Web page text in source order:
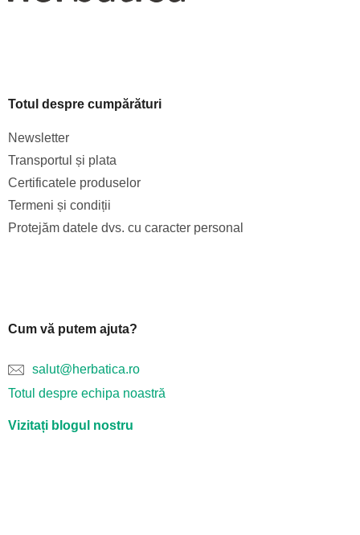
Totul despre cumpărături
Newsletter
Transportul și plata
Certificatele produselor
Termeni și condiții
Protejăm datele dvs. cu caracter personal
Cum vă putem ajuta?
salut@herbatica.ro
Totul despre echipa noastră
Vizitați blogul nostru